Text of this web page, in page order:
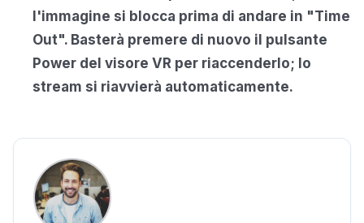
l'immagine si blocca prima di andare in "Time
Out". Basterà premere di nuovo il pulsante
Power del visore VR per riaccenderlo; lo
stream si riavvierà automaticamente.